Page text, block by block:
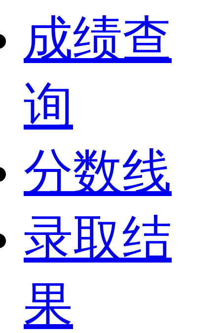
成绩查
询
分数线
录取结
果